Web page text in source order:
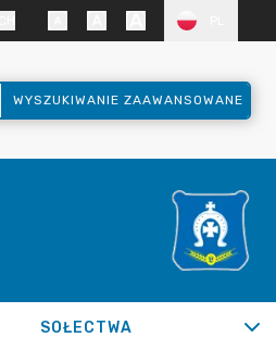
WYSZUKIWANIE ZAAWANSOWANE
SOŁECTWA